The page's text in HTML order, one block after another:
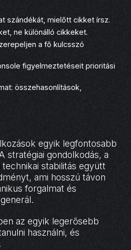
szándékát, mielőtt cikket írsz.
ne különálló cikkeket.
a fő kulcsszó
figyelmeztetéseit prioritási
összehasonlítások,
egyik legfontosabb
stratégiai gondolkodás, a
stabilitás együtt
ami hosszú távon
forgalmat és
az egyik legerősebb
használni, és